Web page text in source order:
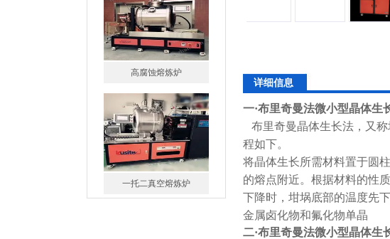
高腐蚀熔炼炉
一托二真空熔炼炉
详细信息
一·布里奇曼法微小型晶体生
布里奇曼晶体生长法，又称
程如下。
将晶体生长所需材料置于圆
的熔点附近。根据材料的性
下降时，坩埚底部的温度先
金属卤化物和氟化物单晶
二·布里奇曼法微小型晶体生